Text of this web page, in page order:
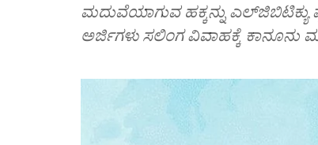
ಮದುವೆಯಾಗುವ ಹಕ್ಕನ್ನು
ಅರ್ಜಿಗಳು ಸಲಿಂಗ ವಿವಾಹಕ್ಕೆ ಕಾನೂನು